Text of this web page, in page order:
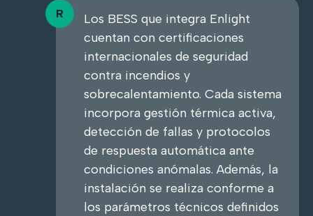
Los BESS que integra Enlight
cuentan con certificaciones
internacionales de seguridad
contra incendios y
sobrecalentamiento. Cada sistema
incorpora gestión térmica activa,
detección de fallas y protocolos
de respuesta automática ante
condiciones anómalas. Además, la
instalación se realiza conforme a
los parámetros técnicos definidos